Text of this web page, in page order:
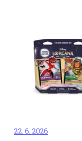
22. 6. 2026